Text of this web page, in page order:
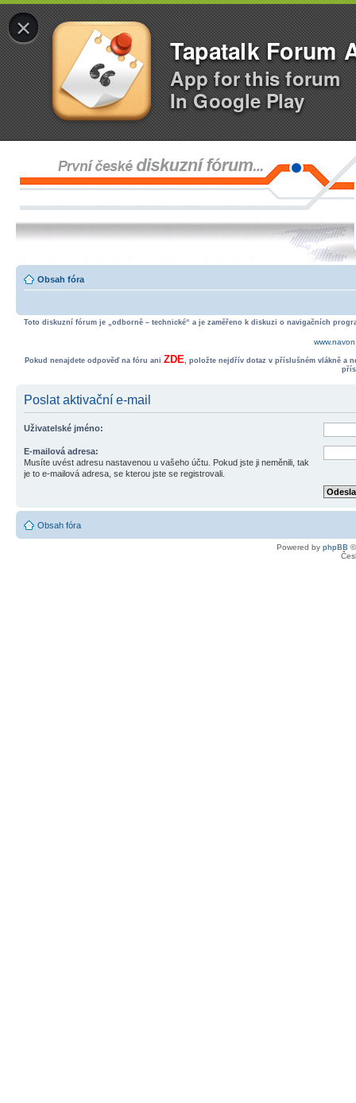
×
Tapatalk Forum
App for this forum
In Google Play
Obsah fóra
Toto diskuzní fórum je „odborně – technické“ a je zaměřeno k diskuzi o navigačních
Pokud nenajdete odpověď na fóru ani ZDE, položte nejdřív dotaz v příslušném vlákně a
Poslat aktivační e-mail
Uživatelské jméno:
E-mailová adresa:
Musíte uvést adresu nastavenou u vašeho účtu. Pokud jste ji neměnili, tak
je to e-mailová adresa, se kterou jste se registrovali.
Obsah fóra
Powered by phpBB